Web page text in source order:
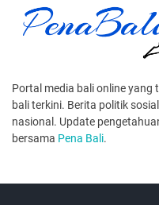
Portal media bali online
bali terkini. Berita politik
nasional. Update
bersama Pena Bali.